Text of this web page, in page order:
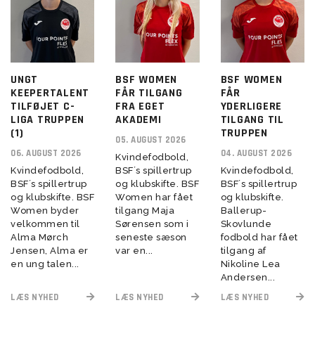
UNGT
KEEPERTALENT
TILFØJET C-
LIGA TRUPPEN
(1)
06. AUGUST 2026
Kvindefodbold,
BSF´s spillertrup
og klubskifte. BSF
Women byder
velkommen til
Alma Mørch
Jensen, Alma er
en ung talen...
LÆS NYHED
BSF WOMEN
FÅR TILGANG
FRA EGET
AKADEMI
05. AUGUST 2026
Kvindefodbold,
BSF´s spillertrup
og klubskifte. BSF
Women har fået
tilgang Maja
Sørensen som i
seneste sæson
var en...
LÆS NYHED
BSF WOMEN
FÅR
YDERLIGERE
TILGANG TIL
TRUPPEN
04. AUGUST 2026
Kvindefodbold,
BSF´s spillertrup
og klubskifte.
Ballerup-
Skovlunde
fodbold har fået
tilgang af
Nikoline Lea
Andersen...
LÆS NYHED